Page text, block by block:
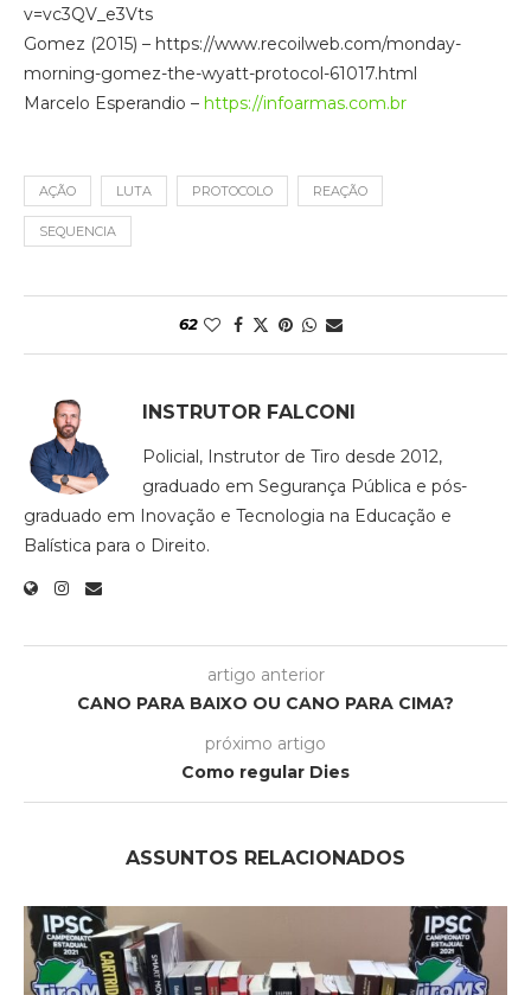
v=vc3QV_e3Vts
Gomez (2015) – https://www.recoilweb.com/monday-
morning-gomez-the-wyatt-protocol-61017.html
Marcelo Esperandio – https://infoarmas.com.br
AÇÃO LUTA PROTOCOLO REAÇÃO
SEQUENCIA
62
INSTRUTOR FALCONI
Policial, Instrutor de Tiro desde 2012,
graduado em Segurança Pública e pós-
graduado em Inovação e Tecnologia na Educação e
Balística para o Direito.
artigo anterior
CANO PARA BAIXO OU CANO PARA CIMA?
próximo artigo
Como regular Dies
ASSUNTOS RELACIONADOS